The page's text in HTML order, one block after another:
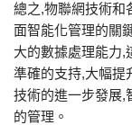
總之,物聯網技術和
面智能化管理的關
大的數據處理能力,
準確的支持,大幅提
技術的進一步發展,
的管理。